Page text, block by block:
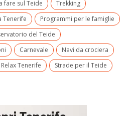
fare sul Teide
Trekking
Tenerife
Programmi per le famiglie
del Teide
Carnevale
Navi da crociera
Relax Tenerife
Strade per il Teide